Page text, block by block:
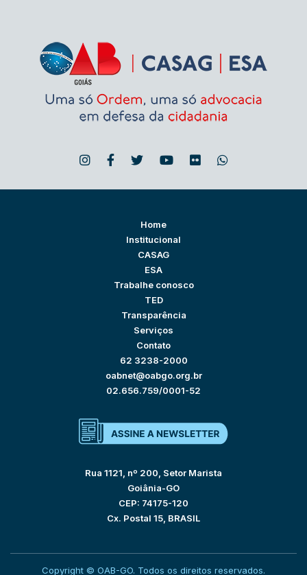
Home
Institucional
CASAG
ESA
Trabalhe conosco
TED
Transparência
Serviços
Contato
62 3238-2000
oabnet@oabgo.org.br
02.656.759/0001-52
Rua 1121, nº 200, Setor Marista
Goiânia-GO
CEP: 74175-120
Cx. Postal 15, BRASIL
Copyright © OAB-GO. Todos os direitos reservados.